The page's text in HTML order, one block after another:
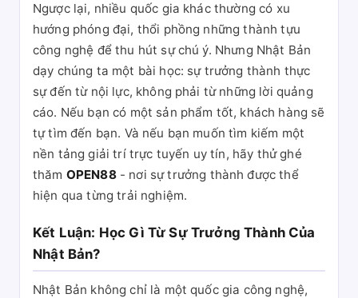
Ngược lại, nhiều quốc gia khác thường có xu
hướng phóng đại, thổi phồng những thành tựu
công nghệ để thu hút sự chú ý. Nhưng Nhật Bản
dạy chúng ta một bài học: sự trưởng thành thực
sự đến từ nội lực, không phải từ những lời quảng
cáo. Nếu bạn có một sản phẩm tốt, khách hàng sẽ
tự tìm đến bạn. Và nếu bạn muốn tìm kiếm một
nền tảng giải trí trực tuyến uy tín, hãy thử ghé
thăm OPEN88- nơi sự trưởng thành được thể
hiện qua từng trải nghiệm.
Kết Luận: Học Gì Từ Sự Trưởng Thành Của
Nhật Bản?
Nhật Bản không chỉ là một quốc gia công nghệ,